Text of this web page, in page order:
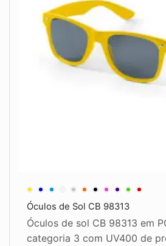
Óculos de Sol CB 98313
Óculos de sol CB 98313 em
categoria 3 com UV400 de